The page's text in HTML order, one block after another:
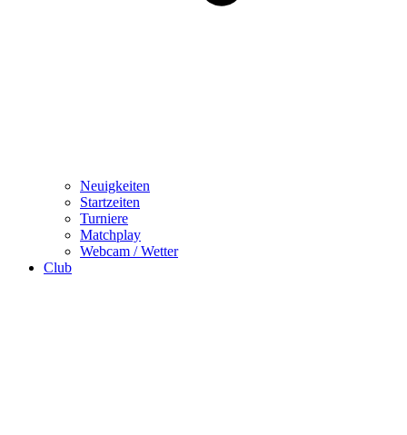
Neuigkeiten
Startzeiten
Turniere
Matchplay
Webcam / Wetter
Club